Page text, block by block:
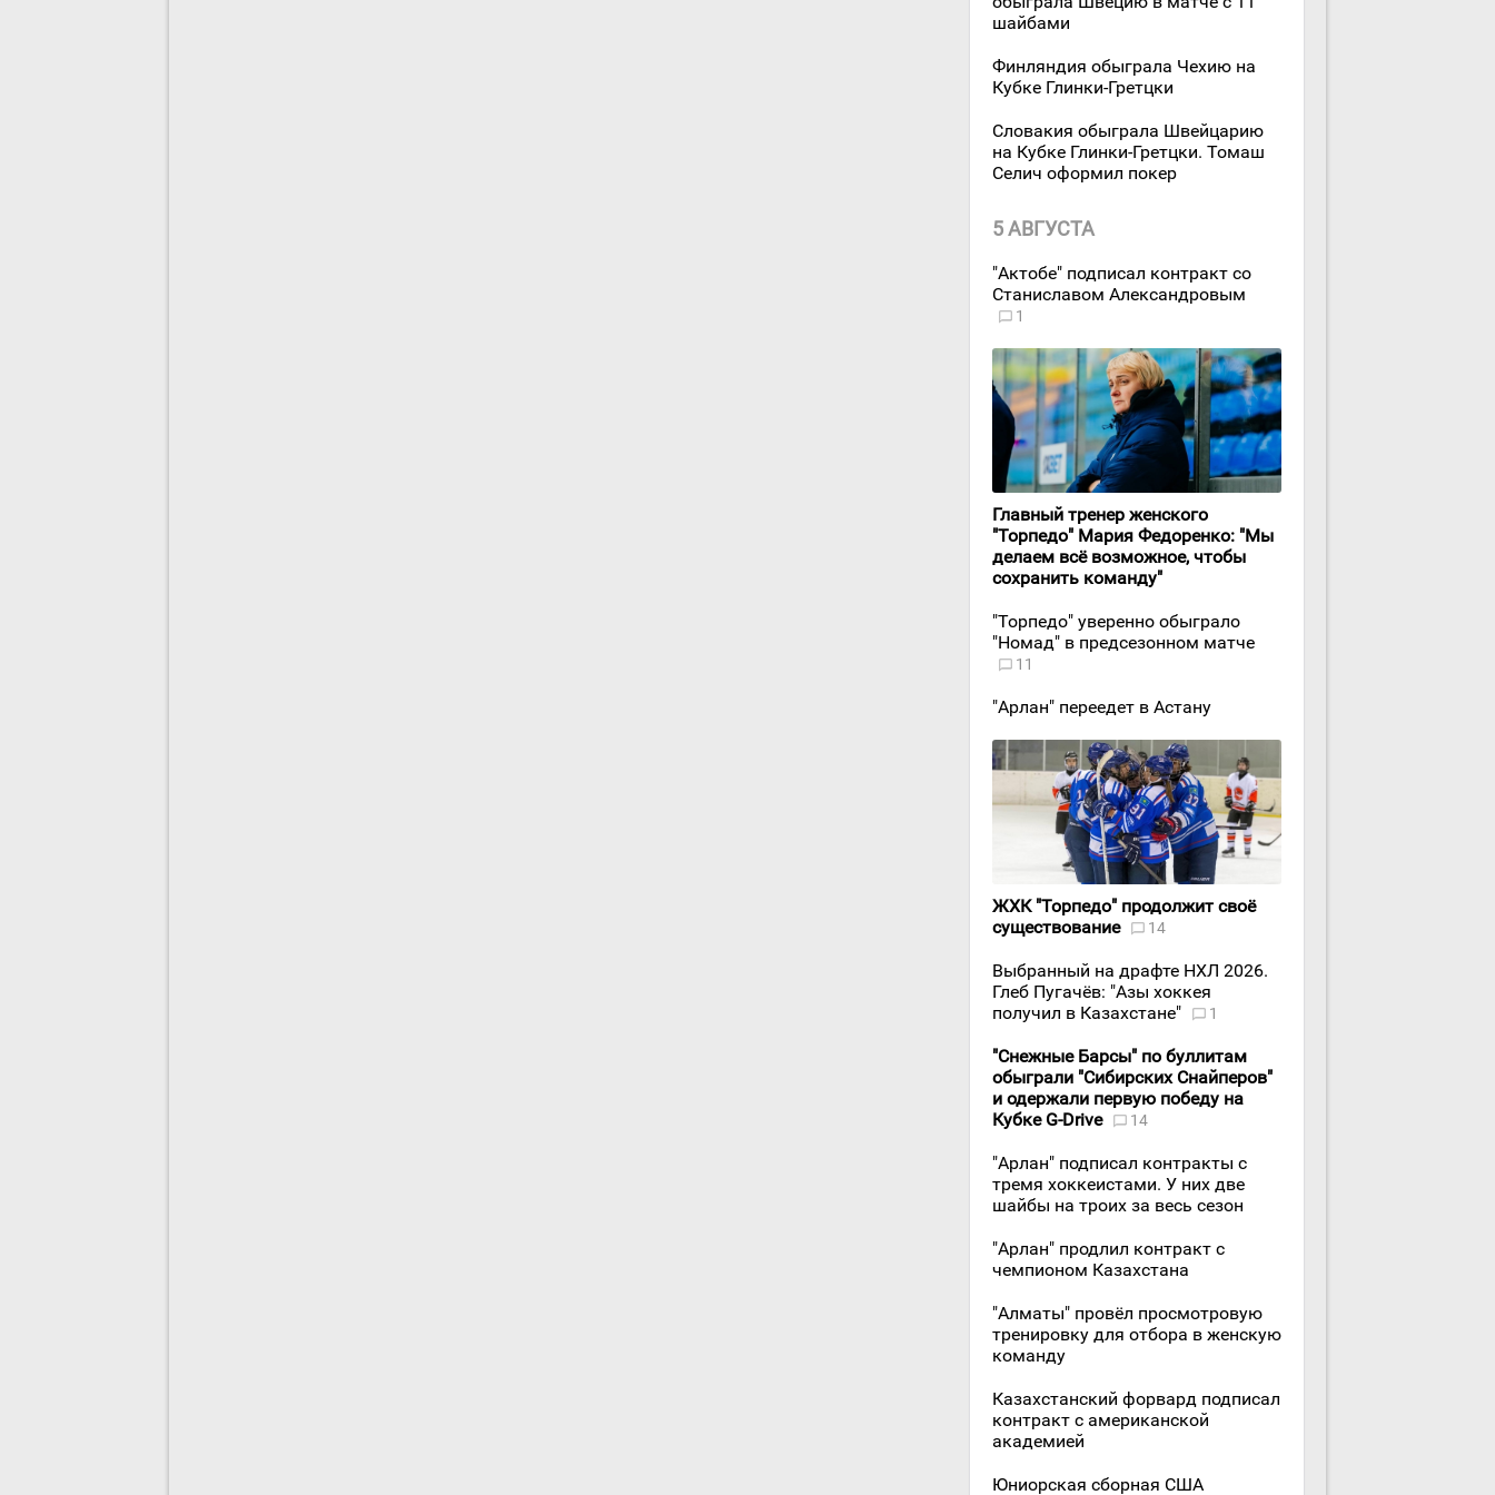
шайбами
Финляндия обыграла Чехию на
Кубке Глинки-Гретцки
Словакия обыграла Швейцарию
на Кубке Глинки-Гретцки. Томаш
Селич оформил покер
5 АВГУСТА
"Актобе" подписал контракт со
Станиславом Александровым
1
Главный тренер женского
"Торпедо" Мария Федоренко: "Мы
делаем всё возможное, чтобы
сохранить команду"
"Торпедо" уверенно обыграло
"Номад" в предсезонном матче
11
"Арлан" переедет в Астану
ЖХК "Торпедо" продолжит своё
существование
14
Выбранный на драфте НХЛ 2026.
Глеб Пугачёв: "Азы хоккея
получил в Казахстане"
1
"Снежные Барсы" по буллитам
обыграли "Сибирских Снайперов"
и одержали первую победу на
Кубке G-Drive
14
"Арлан" подписал контракты с
тремя хоккеистами. У них две
шайбы на троих за весь сезон
"Арлан" продлил контракт с
чемпионом Казахстана
"Алматы" провёл просмотровую
тренировку для отбора в женскую
команду
Казахстанский форвард подписал
контракт с американской
академией
Юниорская сборная США